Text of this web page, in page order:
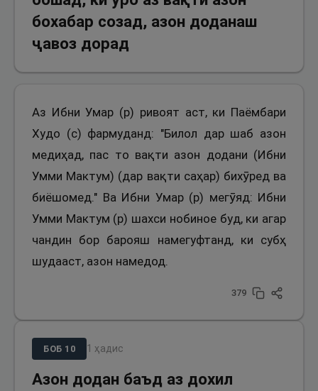
бохабар созад, азон доданаш
ҷавоз дорад
Аз Ибни Умар (р) ривоят аст, ки Паёмбари
Худо (с) фармуданд: "Билол дар шаб азон
медиҳад, пас то вақти азон додани (Ибни
Умми Мактум) (дар вақти саҳар) бихӯред ва
биёшомед." Ва Ибни Умар (р) мегӯяд: Ибни
Умми Мактум (р) шахси нобиное буд, ки агар
чандин бор барояш намегуфтанд, ки субҳ
шудааст, азон намедод.
379
БОБ 10 1 ҳадис
Азон додан баъд аз дохил